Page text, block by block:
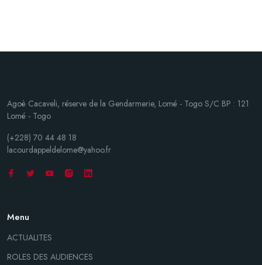
Agoè Cacaveli, réserve de la Gendarmerie, Lomé - Togo S/C BP : 121
Lomé - Togo
(+228) 70 44 48 18
lacourdappeldelome@yahoo.fr
Menu
ACTUALITES
ROLES DES AUDIENCES